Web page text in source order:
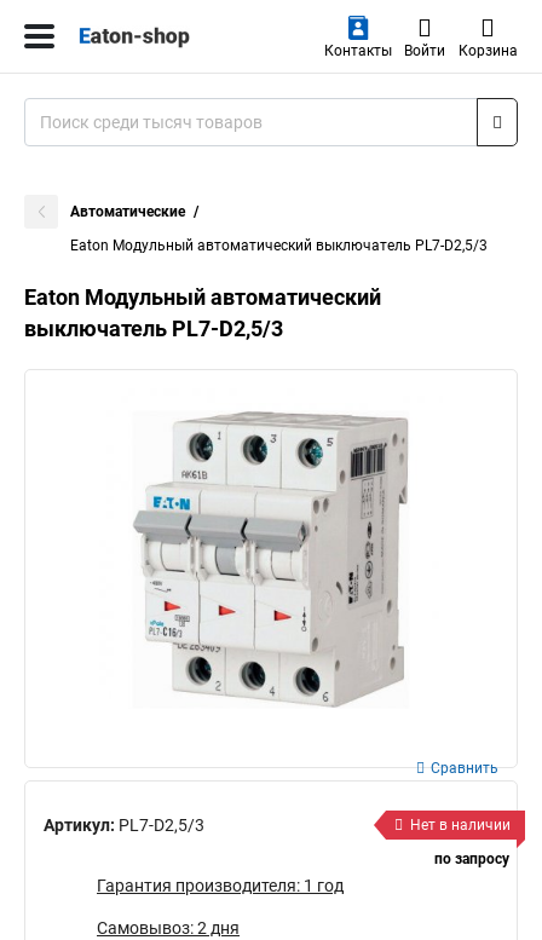
Контакты Войти Корзина
Автоматические
Eaton Модульный автоматический выключатель PL7-D2,5/3
Eaton Модульный автоматический
выключатель PL7-D2,5/3
Артикул: PL7-D2,5/3
Сравнить
Нет в наличии
по запросу
Гарантия производителя: 1 год
Самовывоз: 2 дня